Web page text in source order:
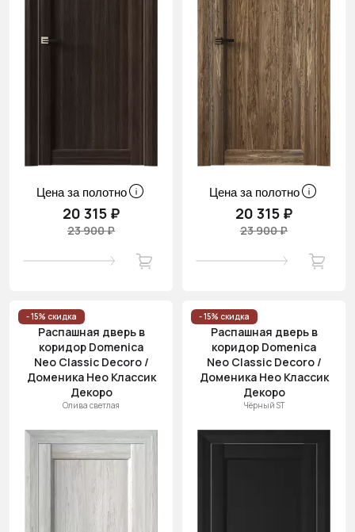
Цена за полотно
20 315 ₽
23 900 ₽
Цена за полотно
20 315 ₽
23 900 ₽
- 15% скидка
Распашная дверь в
коридор Domenica
Neo Classic Decoro /
Доменика Нео Классик
Декоро
Олива светлая
- 15% скидка
Распашная дверь в
коридор Domenica
Neo Classic Decoro /
Доменика Нео Классик
Декоро
Чёрный ST